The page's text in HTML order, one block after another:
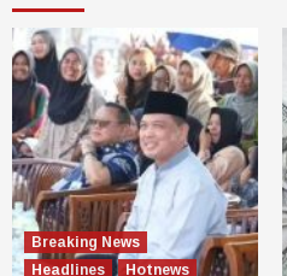
Breaking News
Headlines
Hotnews